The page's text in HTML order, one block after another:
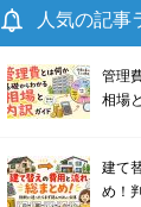
人気の記事
管理
相場
建て
め！